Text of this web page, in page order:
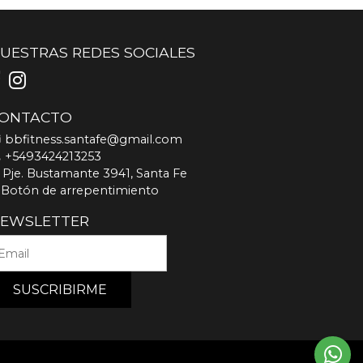
REDES SOCIALES
bbfitness.santafe@gmail.com
+5493424213253
Pje. Bustamante 3941, Santa Fe
Botón de arrepentimiento
SUSCRIBIRME